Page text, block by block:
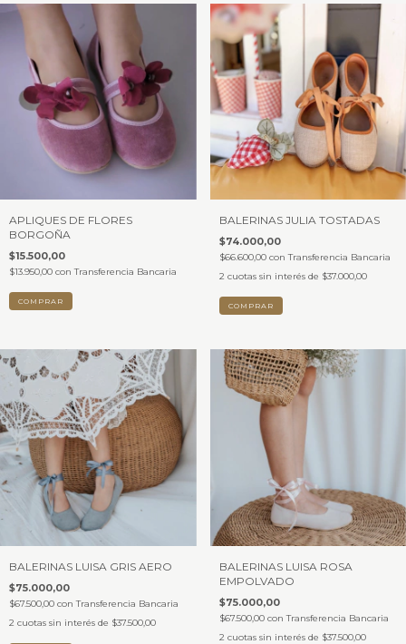
APLIQUES DE FLORES
BORGOÑA
$15.500,00
$13.950,00 con Transferencia Bancaria
BALERINAS JULIA TOSTADAS
$74.000,00
$66.600,00 con Transferencia Bancaria
2 cuotas sin interés de $37.000,00
COMPRAR
BALERINAS LUISA GRIS AERO
$75.000,00
$67.500,00 con Transferencia Bancaria
2 cuotas sin interés de $37.500,00
BALERINAS LUISA ROSA
EMPOLVADO
$75.000,00
$67.500,00 con Transferencia Bancaria
2 cuotas sin interés de $37.500,00